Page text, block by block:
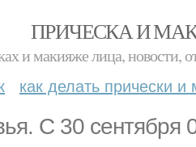
ПРИЧЕСКА И
и макияже лица, новости,
как делать прически и
С 30 сентября